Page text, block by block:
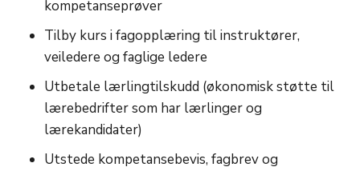
kompetanseprøver
Tilby kurs i fagopplæring til instruktører,
veiledere og faglige ledere
Utbetale lærlingtilskudd (økonomisk støtte til
lærebedrifter som har lærlinger og
lærekandidater)
Utstede kompetansebevis, fagbrev og